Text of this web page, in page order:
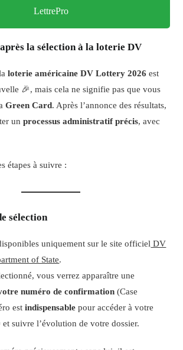
LettrePro
la sélection à la loterie DV
loterie américaine DV Lottery 2026 est
🎉, mais cela ne signifie pas que vous
Green Card. Après l’annonce des résultats,
unprocessus administratif précis, avec
étapes à suivre :
sélection
uniquement sur le site officiel DV
of State.
vous verrez apparaître une
numéro de confirmation (Case
estindispensable pour accéder à votre
suivre l’évolution de votre dossier.